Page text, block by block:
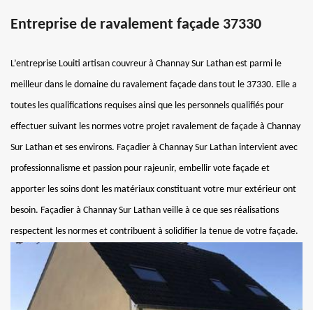
Entreprise de ravalement façade 37330
L’entreprise Louiti artisan couvreur à Channay Sur Lathan est parmi le
meilleur dans le domaine du ravalement façade dans tout le 37330. Elle a
toutes les qualifications requises ainsi que les personnels qualifiés pour
effectuer suivant les normes votre projet ravalement de façade à Channay
Sur Lathan et ses environs. Façadier à Channay Sur Lathan intervient avec
professionnalisme et passion pour rajeunir, embellir vote façade et
apporter les soins dont les matériaux constituant votre mur extérieur ont
besoin. Façadier à Channay Sur Lathan veille à ce que ses réalisations
respectent les normes et contribuent à solidifier la tenue de votre façade.